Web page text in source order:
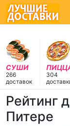
СУШИ
266
доставок
304
Рейтинг
Питере